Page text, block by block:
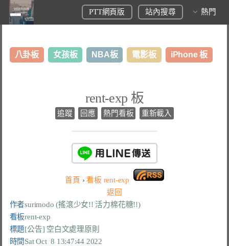
PTT網頁版 站內搜尋 熱門
八卦板 女孩板 NBA板 電影板 iPhone 板
rent-exp 板
追蹤 回應 熱門看板 重新載入
首頁 › 看板 rent-exp
返回
作者surimodo (搖滾少女!! 活力棉花糖!!)
看板rent-exp
標題[公告] 空白文處理原則
時間Sat Oct  8 13:47:44 2022